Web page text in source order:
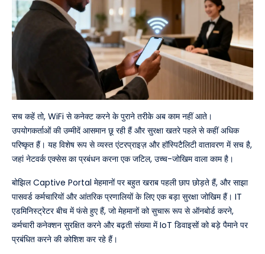
सच कहें तो, WiFi से कनेक्ट करने के पुराने तरीके अब काम नहीं आते।
उपयोगकर्ताओं की उम्मीदें आसमान छू रही हैं और सुरक्षा खतरे पहले से कहीं अधिक
परिष्कृत हैं। यह विशेष रूप से व्यस्त एंटरप्राइज़ और हॉस्पिटैलिटी वातावरण में सच है,
जहां नेटवर्क एक्सेस का प्रबंधन करना एक जटिल, उच्च-जोखिम वाला काम है।
बोझिल Captive Portal मेहमानों पर बहुत खराब पहली छाप छोड़ते हैं, और साझा
पासवर्ड कर्मचारियों और आंतरिक प्रणालियों के लिए एक बड़ा सुरक्षा जोखिम हैं। IT
एडमिनिस्ट्रेटर बीच में फंसे हुए हैं, जो मेहमानों को सुचारू रूप से ऑनबोर्ड करने,
कर्मचारी कनेक्शन सुरक्षित करने और बढ़ती संख्या में IoT डिवाइसों को बड़े पैमाने पर
प्रबंधित करने की कोशिश कर रहे हैं।